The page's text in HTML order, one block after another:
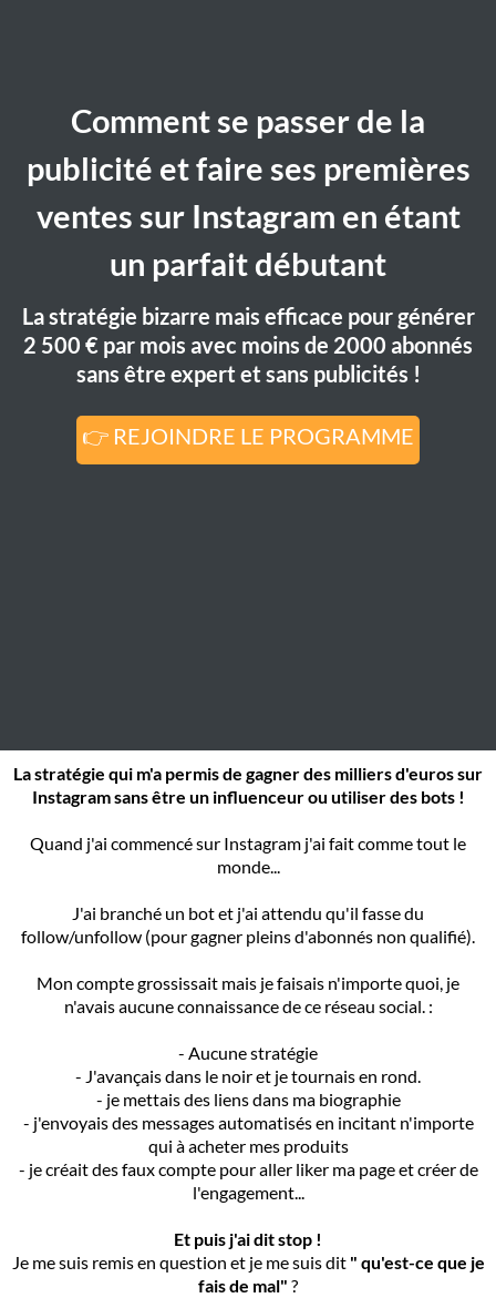
Comment se passer de la
publicité et faire ses premières
ventes sur Instagram en étant
un parfait débutant
La stratégie bizarre mais efficace pour générer
2 500 € par mois avec moins de 2000 abonnés
sans être expert et sans publicités !
👉 REJOINDRE LE PROGRAMME
La stratégie qui m'a permis de gagner des milliers d'euros sur
Instagram sans être un influenceur ou utiliser des bots !
Quand j'ai commencé sur Instagram j'ai fait comme tout le
monde...
J'ai branché un bot et j'ai attendu qu'il fasse du
follow/unfollow (pour gagner pleins d'abonnés non qualifié).
Mon compte grossissait mais je faisais n'importe quoi, je
n'avais aucune connaissance de ce réseau social. :
- Aucune stratégie
- J'avançais dans le noir et je tournais en rond.
- je mettais des liens dans ma biographie
- j'envoyais des messages automatisés en incitant n'importe
qui à acheter mes produits
- je créait des faux compte pour aller liker ma page et créer de
l'engagement...
Et puis j'ai dit stop !
Je me suis remis en question et je me suis dit " qu'est-ce que je
fais de mal" ?